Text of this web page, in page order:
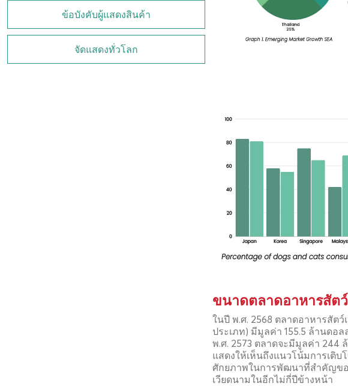
ข้อบังคับผู้แสดงสินค้า
จัดแสดงทั่วโลก
ขนาดตลาดอาหารสัตว์
ในปี พ.ศ. 2568 ตลาดอาหารสัตว์
ประเภท) มีมูลค่า 155.5 ล้านดอ
พ.ศ. 2573 ตลาดจะมีมูลค่า 244
แสดงให้เห็นถึงแนวโน้มการเติบ
ศักยภาพในการพัฒนาที่สำคัญขอ
เวียดนามในอีกไม่กี่ปีข้างหน้า